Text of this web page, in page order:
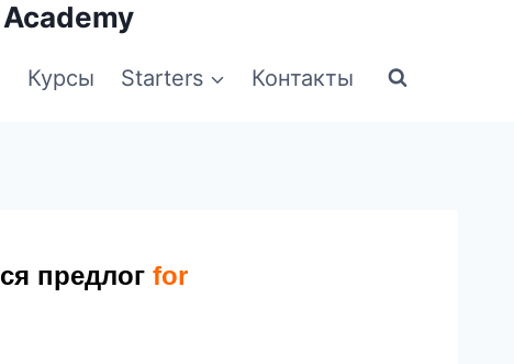
Курсы Starters Контакты
предлогfor